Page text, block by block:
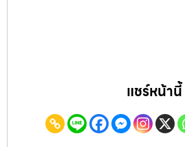
แชร์หน้านี้